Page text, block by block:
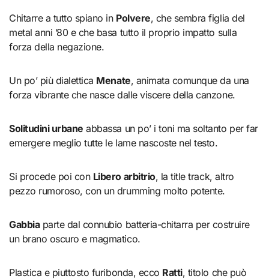
Chitarre a tutto spiano in Polvere, che sembra figlia del
metal anni ’80 e che basa tutto il proprio impatto sulla
forza della negazione.
Un po’ più dialettica Menate, animata comunque da una
forza vibrante che nasce dalle viscere della canzone.
Solitudini urbane abbassa un po’ i toni ma soltanto per far
emergere meglio tutte le lame nascoste nel testo.
Si procede poi con Libero arbitrio, la title track, altro
pezzo rumoroso, con un drumming molto potente.
Gabbiaparte dal connubio batteria-chitarra per costruire
un brano oscuro e magmatico.
Plastica e piuttosto furibonda, ecco Ratti, titolo che può